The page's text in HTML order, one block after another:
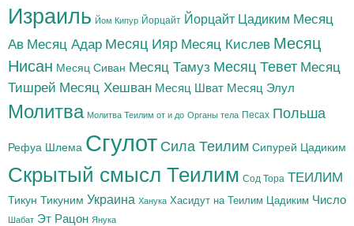
Израиль Йом Кипур Йорцайт Йорцайт Цадиким Месяц
Ав Месяц Адар Месяц Ияр Месяц Кислев Месяц
Нисан Месяц Сиван Месяц Тамуз Месяц Тевет Месяц
Тишрей Месяц Хешван Месяц Шват Месяц Элул
Молитва Молитва Теилим от и до Органы тела Песах Польша
Рефуа Шлема Сгулот Сила Теилим Сипурей Цадиким
Скрытый смысл Теилим Сод Тора ТЕИЛИМ
Тикун Тикуним Украина Ханука Хасидут на Теилим Цадиким Число
Шабат Эт Рацон Янука